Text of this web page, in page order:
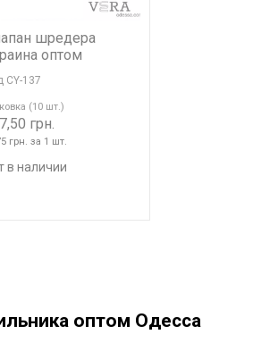
шредера
оптом
CY-137
(10 шт.)
грн.
грн. за 1 шт.
в наличии
оптом Одесса